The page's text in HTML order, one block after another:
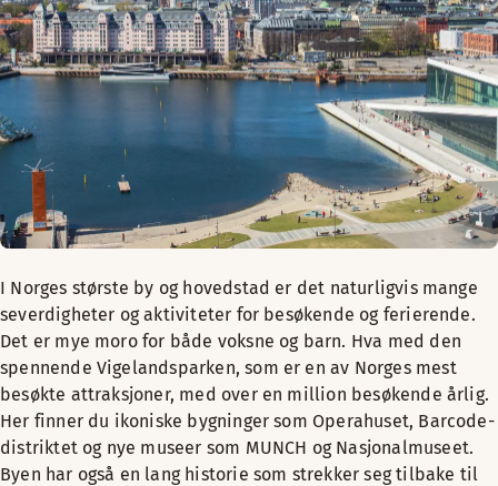
I Norges største by og hovedstad er det naturligvis mange
severdigheter og aktiviteter for besøkende og ferierende.
Det er mye moro for både voksne og barn. Hva med den
spennende Vigelandsparken, som er en av Norges mest
besøkte attraksjoner, med over en million besøkende årlig.
Her finner du ikoniske bygninger som Operahuset, Barcode-
distriktet og nye museer som MUNCH og Nasjonalmuseet.
Byen har også en lang historie som strekker seg tilbake til